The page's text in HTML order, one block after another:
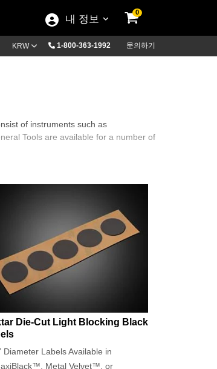
내 정보
0
KRW 1-800-363-1992 문의하기
of instruments such as
Tools are available for a number of
Die-Cut Light Blocking Black
Diameter Labels Available in
Metal Velvet™, or